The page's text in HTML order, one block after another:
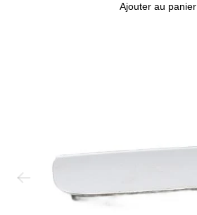
Ajouter au panier